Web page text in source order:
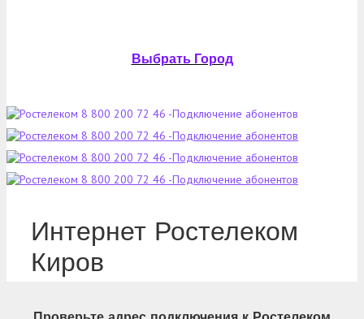
Выбрать Город
Интернет Ростелеком
Киров